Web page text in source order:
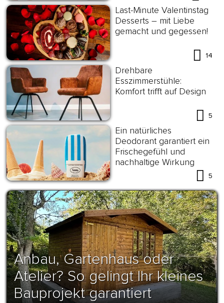
Last-Minute Valentinstag
Desserts – mit Liebe
gemacht und gegessen!
14
Drehbare
Esszimmerstühle:
Komfort trifft auf Design
5
Ein natürliches
Deodorant garantiert ein
Frischegefühl und
nachhaltige Wirkung
5
Anbau, Gartenhaus oder
Atelier? So gelingt Ihr kleines
Bauprojekt garantiert